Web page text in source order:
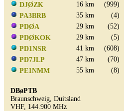
DJØZK
16 km
(999)
PA3BRB
35 km
(4)
PDØA
29 km
(52)
PDØKOK
29 km
(5)
PD1NSR
41 km
(608)
PD7JLP
47 km
(70)
PE1NMM
55 km (8)
DBøPTB
Braunschweig, Duitsland
VHF, 144.900 MHz